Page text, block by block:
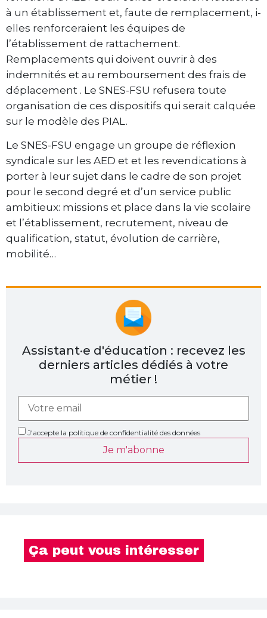
à un établissement et, faute de remplacement, i-
elles renforceraient les équipes de
l’établissement de rattachement.
Remplacements qui doivent ouvrir à des
indemnités et au remboursement des frais de
déplacement . Le SNES-FSU refusera toute
organisation de ces dispositifs qui serait calquée
sur le modèle des PIAL.
Le SNES-FSU engage un groupe de réflexion
syndicale sur les AED et et les revendications à
porter à leur sujet dans le cadre de son projet
pour le second degré et d’un service public
ambitieux: missions et place dans la vie scolaire
et l’établissement, recrutement, niveau de
qualification, statut, évolution de carrière,
mobilité…
Assistant·e d'éducation : recevez les
derniers articles dédiés à votre
métier !
J'accepte la politique de confidentialité des données
Je m'abonne
Ça peut vous intéresser